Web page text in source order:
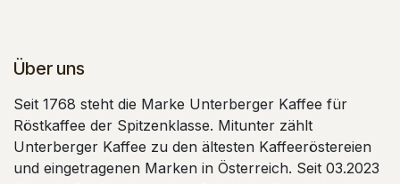
Über uns
Seit 1768 steht die Marke Unterberger Kaffee für
Röstkaffee der Spitzenklasse. Mitunter zählt
Unterberger Kaffee zu den ältesten Kaffeeröstereien
und eingetragenen Marken in Österreich. Seit 03.2023